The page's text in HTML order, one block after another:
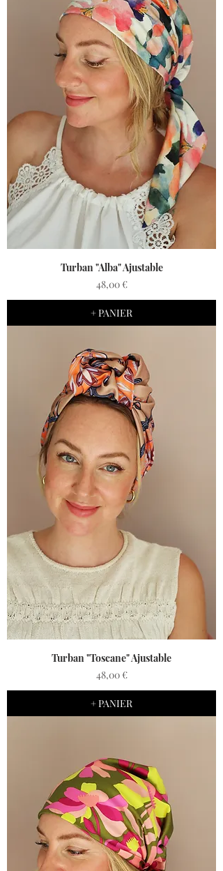
Turban "Alba" Ajustable
Prix
48,00 €
+ PANIER
Turban "Toscane" Ajustable
Prix
48,00 €
+ PANIER